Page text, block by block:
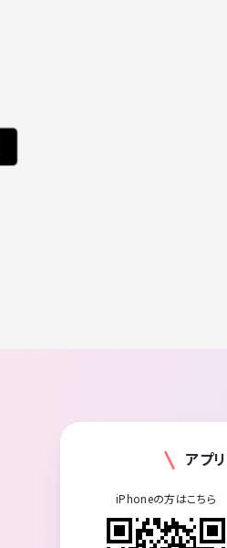
アプ
iPhoneの方はこちら